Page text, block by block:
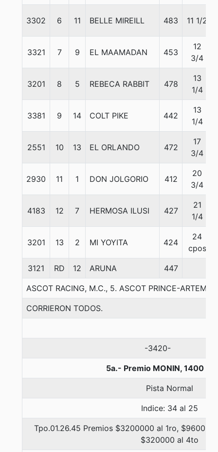
3302 6 11 BELLE MIREILL 483 11 1/2
3321 7 9 EL MAAMADAN 453
12
3/4
3201 8 5 REBECA RABBIT 478
13
1/4
3381 9 14 COLT PIKE 442
13
1/4
2551 10 13 EL ORLANDO 472
17
3/4
2930 11 1 DON JOLGORIO 412
20
3/4
4183 12 7 HERMOSA ILUSI 427
21
1/4
3201 13 2 MI YOYITA 424
24
cpos
3121 RD 12 ARUNA 447
ASCOT RACING, M.C., 5. ASCOT PRINCE-
CORRIERON TODOS.
-3420-
5a.- Premio MONIN, 1400
Pista Normal
Indice: 34 al 25
Tpo.01.26.45 Premios $3200000 al 1ro,
$320000 al 4to